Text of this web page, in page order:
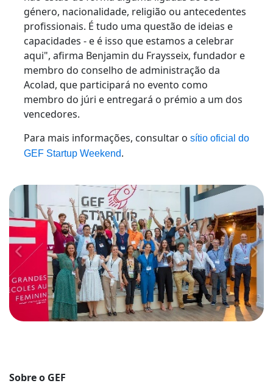
Todos os setores
género, nacionalidade, religião ou antecedentes
profissionais. É tudo uma questão de ideias e
capacidades - e é isso que estamos a celebrar
aqui", afirma Benjamin du Fraysseix, fundador e
membro do conselho de administração da
Acolad, que participará no evento como
membro do júri e entregará o prémio a um dos
vencedores.
Para mais informações, consultar o sítio oficial do
GEF Startup Weekend.
Sobre o GEF